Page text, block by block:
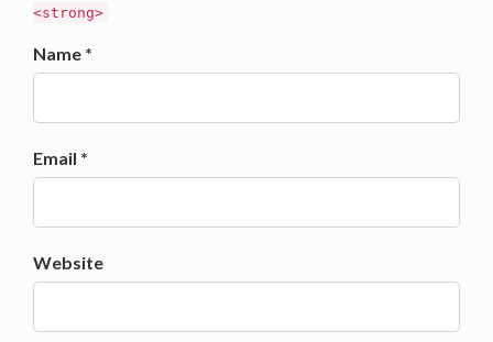
<strong>
Name *
Email *
Website